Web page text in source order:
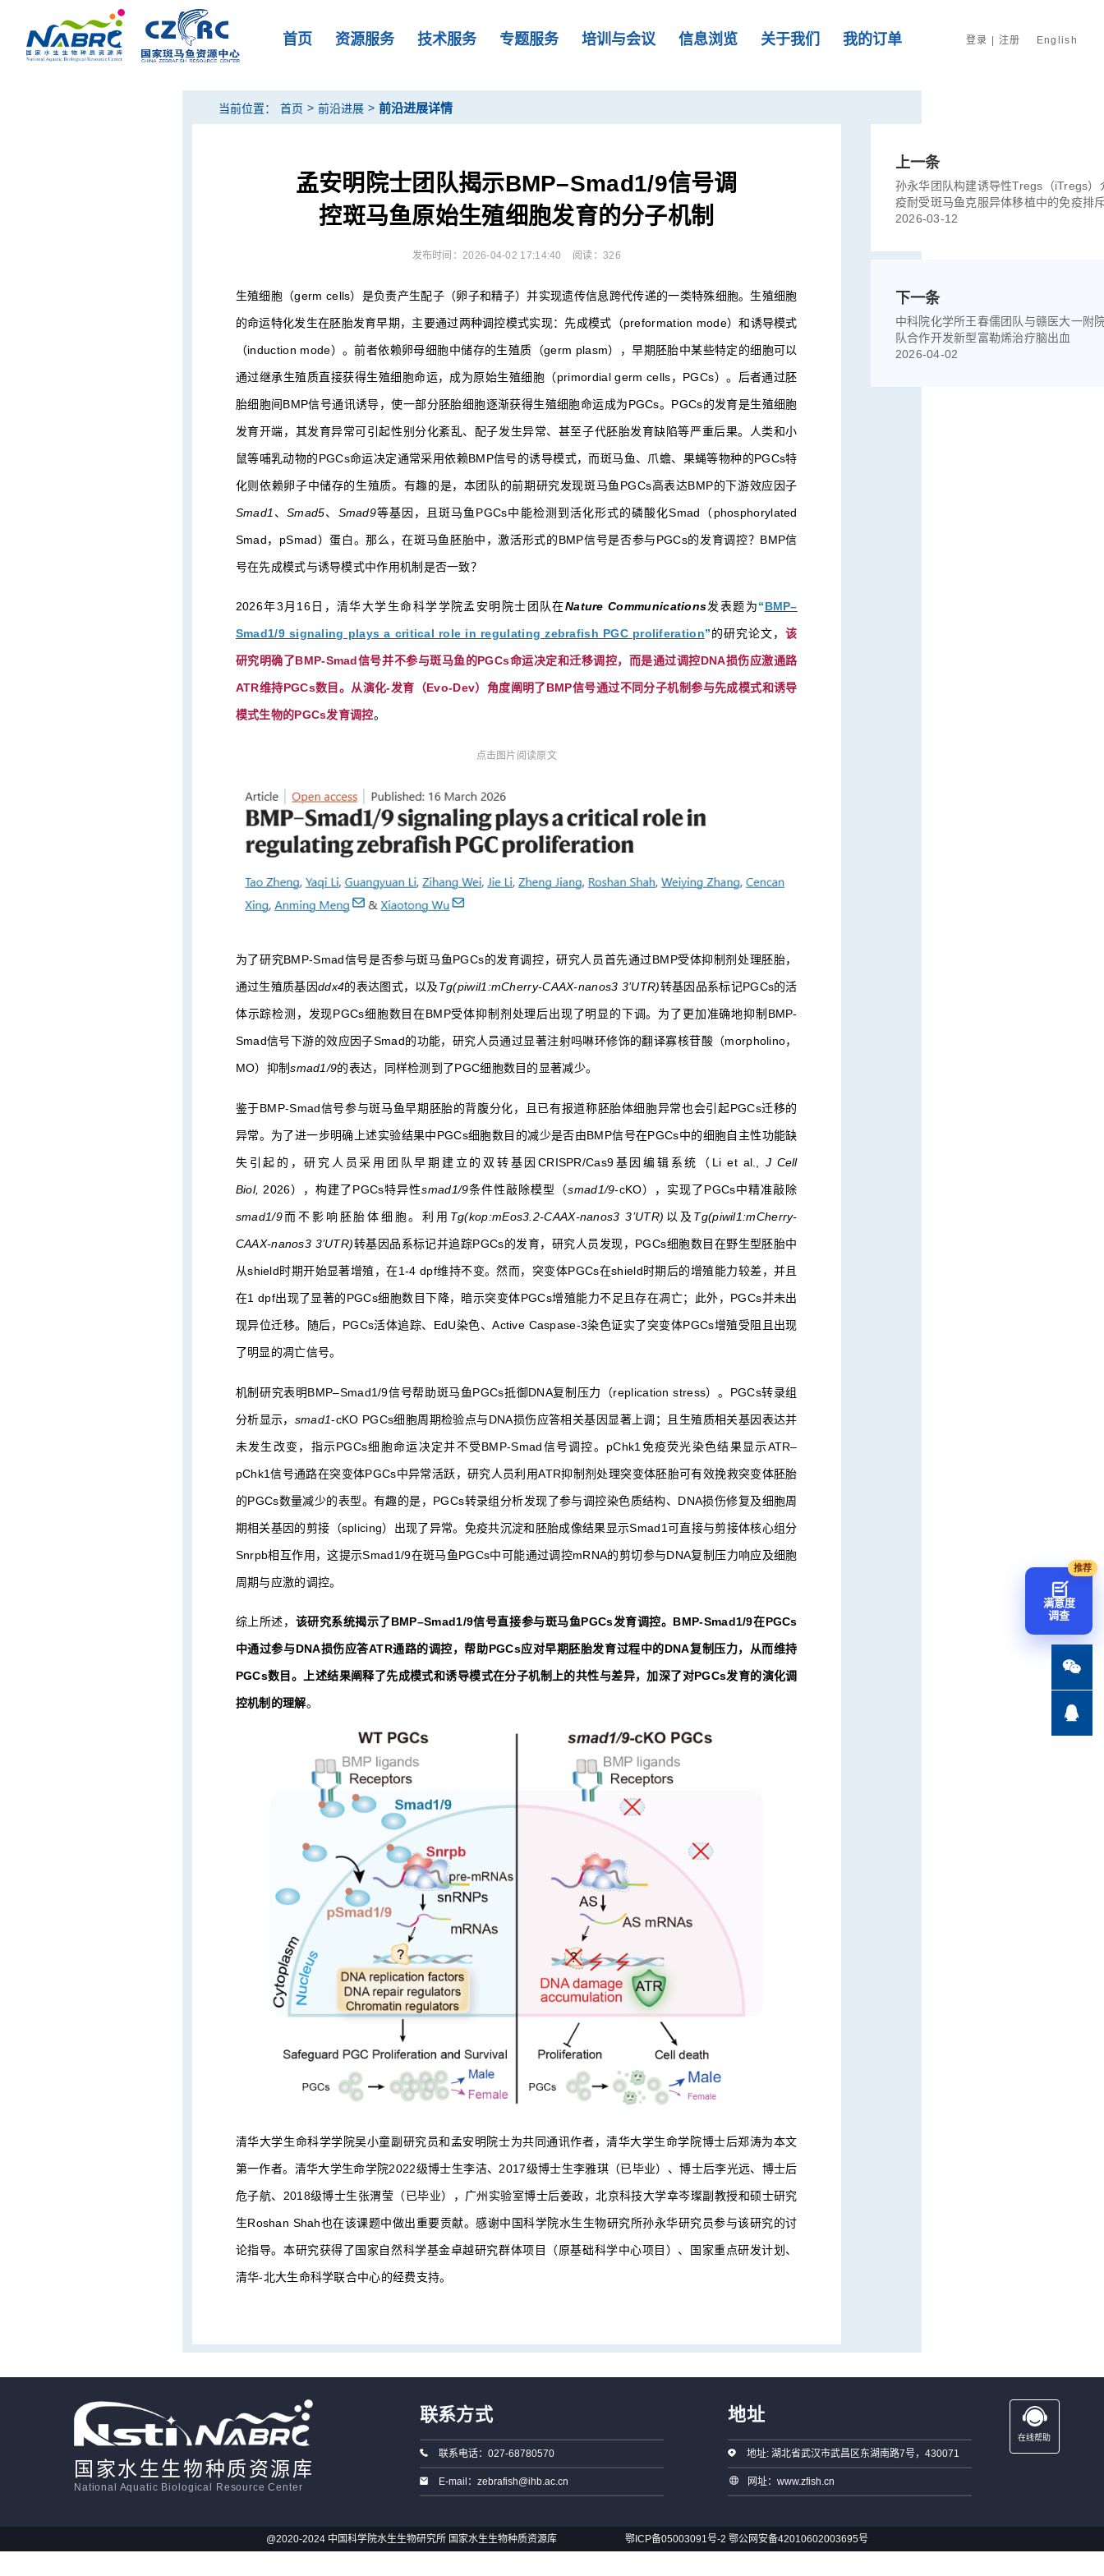
首页 资源服务 技术服务 专题服务 培训与会议 信息浏览 关于我们 我的订单 登录 | 注册 English
当前位置： 首页 > 前沿进展 > 前沿进展详情
孟安明院士团队揭示BMP–Smad1/9信号调
控斑马鱼原始生殖细胞发育的分子机制
发布时间：2026-04-02 17:14:40 阅读：326
生殖细胞（germ cells）是负责产生配子（卵子和精子）并实现遗传信息跨代传递的一类特殊细胞。生殖细胞
的命运特化发生在胚胎发育早期，主要通过两种调控模式实现：先成模式（preformation mode）和诱导模式
（induction mode）。前者依赖卵母细胞中储存的生殖质（germ plasm），早期胚胎中某些特定的细胞可以
通过继承生殖质直接获得生殖细胞命运，成为原始生殖细胞（primordial germ cells，PGCs）。后者通过胚
胎细胞间BMP信号通讯诱导，使一部分胚胎细胞逐渐获得生殖细胞命运成为PGCs。PGCs的发育是生殖细胞
发育开端，其发育异常可引起性别分化紊乱、配子发生异常、甚至子代胚胎发育缺陷等严重后果。人类和小
鼠等哺乳动物的PGCs命运决定通常采用依赖BMP信号的诱导模式，而斑马鱼、爪蟾、果蝇等物种的PGCs特
化则依赖卵子中储存的生殖质。有趣的是，本团队的前期研究发现斑马鱼PGCs高表达BMP的下游效应因子
Smad1 、Smad5、 Smad9等基因，且斑马鱼PGCs中能检测到活化形式的磷酸化Smad（phosphorylated
Smad，pSmad）蛋白。那么，在斑马鱼胚胎中，激活形式的BMP信号是否参与PGCs的发育调控？BMP信
号在先成模式与诱导模式中作用机制是否一致？
2026年3月16日，清华大学生命科学学院孟安明院士团队在Nature Communications发表题为“BMP–
Smad1/9 signaling plays a critical role in regulating zebrafish PGC proliferation”的研究论文，该
研究明确了BMP-Smad信号并不参与斑马鱼的PGCs命运决定和迁移调控，而是通过调控DNA损伤应激通路
ATR维持PGCs数目。从演化-发育（Evo-Dev）角度阐明了BMP信号通过不同分子机制参与先成模式和诱导
模式生物的PGCs发育调控。
点击图片阅读原文
为了研究BMP-Smad信号是否参与斑马鱼PGCs的发育调控，研究人员首先通过BMP受体抑制剂处理胚胎，
通过生殖质基因ddx4的表达图式，以及Tg(piwil1:mCherry-CAAX-nanos3 3’UTR)转基因品系标记PGCs的活
体示踪检测，发现PGCs细胞数目在BMP受体抑制剂处理后出现了明显的下调。为了更加准确地抑制BMP-
Smad信号下游的效应因子Smad的功能，研究人员通过显著注射吗啉环修饰的翻译寡核苷酸（morpholino，
MO）抑制smad1/9的表达，同样检测到了PGC细胞数目的显著减少。
鉴于BMP-Smad信号参与斑马鱼早期胚胎的背腹分化，且已有报道称胚胎体细胞异常也会引起PGCs迁移的
异常。为了进一步明确上述实验结果中PGCs细胞数目的减少是否由BMP信号在PGCs中的细胞自主性功能缺
失引起的，研究人员采用团队早期建立的双转基因CRISPR/Cas9基因编辑系统（Li et al., J Cell
Biol, 2026），构建了PGCs特异性smad1/9条件性敲除模型（smad1/9-cKO），实现了PGCs中精准敲除
smad1/9而不影响胚胎体细胞。利用 Tg(kop:mEos3.2-CAAX-nanos3 3’UTR) 以及 Tg(piwil1:mCherry-
CAAX-nanos3 3’UTR)转基因品系标记并追踪PGCs的发育，研究人员发现，PGCs细胞数目在野生型胚胎中
从shield时期开始显著增殖，在1-4 dpf维持不变。然而，突变体PGCs在shield时期后的增殖能力较差，并且
在1 dpf出现了显著的PGCs细胞数目下降，暗示突变体PGCs增殖能力不足且存在凋亡；此外，PGCs并未出
现异位迁移。随后，PGCs活体追踪、EdU染色、Active Caspase-3染色证实了突变体PGCs增殖受阻且出现
了明显的凋亡信号。
机制研究表明BMP–Smad1/9信号帮助斑马鱼PGCs抵御DNA复制压力（replication stress）。PGCs转录组
分析显示， smad1-cKO PGCs细胞周期检验点与DNA损伤应答相关基因显著上调；且生殖质相关基因表达并
未发生改变，指示PGCs细胞命运决定并不受BMP-Smad信号调控。pChk1免疫荧光染色结果显示ATR–
pChk1信号通路在突变体PGCs中异常活跃，研究人员利用ATR抑制剂处理突变体胚胎可有效挽救突变体胚胎
的PGCs数量减少的表型。有趣的是，PGCs转录组分析发现了参与调控染色质结构、DNA损伤修复及细胞周
期相关基因的剪接（splicing）出现了异常。免疫共沉淀和胚胎成像结果显示Smad1可直接与剪接体核心组分
Snrpb相互作用，这提示Smad1/9在斑马鱼PGCs中可能通过调控mRNA的剪切参与DNA复制压力响应及细胞
周期与应激的调控。
综上所述， 该研究系统揭示了BMP–Smad1/9信号直接参与斑马鱼PGCs发育调控。BMP-Smad1/9在PGCs
中通过参与DNA损伤应答ATR通路的调控，帮助PGCs应对早期胚胎发育过程中的DNA复制压力，从而维持
PGCs数目。上述结果阐释了先成模式和诱导模式在分子机制上的共性与差异，加深了对PGCs发育的演化调
控机制的理解。
清华大学生命科学学院吴小童副研究员和孟安明院士为共同通讯作者，清华大学生命学院博士后郑涛为本文
第一作者。清华大学生命学院2022级博士生李洁、2017级博士生李雅琪（已毕业）、博士后李光远、博士后
危子航、2018级博士生张渭莹（已毕业），广州实验室博士后姜政，北京科技大学幸岑璨副教授和硕士研究
生Roshan Shah也在该课题中做出重要贡献。感谢中国科学院水生生物研究所孙永华研究员参与该研究的讨
论指导。本研究获得了国家自然科学基金卓越研究群体项目（原基础科学中心项目）、国家重点研发计划、
清华-北大生命科学联合中心的经费支持。
上一条
孙永华团队构建诱导性Tregs（iTregs）
疫耐受斑马鱼克服异体移植中的免疫排
2026-03-12
下一条
中科院化学所王春儒团队与赣医大一附
队合作开发新型富勒烯治疗脑出血
2026-04-02
国家水生生物种质资源库
National Aquatic Biological Resource Center
联系方式
联系电话：027-68780570
E-mail：zebrafish@ihb.ac.cn
地址
地址: 湖北省武汉市武昌区东湖南路7号，430071
网址：www.zfish.cn
在线帮助
@2020-2024 中国科学院水生生物研究所 国家水生生物种质资源库 鄂ICP备05003091号-2 鄂公网安备42010602003695号
满意度
调查

